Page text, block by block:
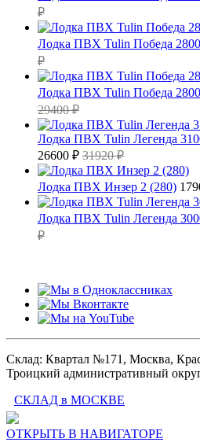
₽
Лодка ПВХ Tulin Победа
₽
Лодка ПВХ Tulin Победа
29400 ₽
Лодка ПВХ Tulin Легенда
26600 ₽ 31920 ₽
Лодка ПВХ Инзер 2 (280)
Лодка ПВХ Tulin Легенда
₽
Склад: Квартал №171, Москва,
Троицкий административный
СКЛАД в МОСКВЕ
ОТКРЫТЬ В НАВИГАТОРЕ